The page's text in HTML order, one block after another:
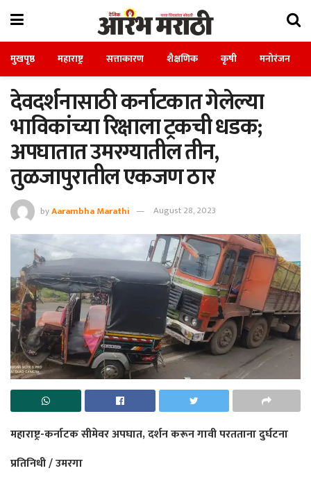
मुखपृष्ठ महाराष्ट्र सत्ताकारण शैक्षणिक कृषी मनोरंजन
देवदर्शनासाठी कर्नाटकात गेलेल्या
भाविकांच्या रिक्षाला ट्रकची धडक;
अपघातात उमरग्यातील तीन,
तुळजापुरातील एकजण ठार
byAarambha Marathi August 28, 2023
महाराष्ट्र-कर्नाटक सीमेवर अपघात, दर्शन करून गावी परतताना दुर्घटना
प्रतिनिधी / उमरगा